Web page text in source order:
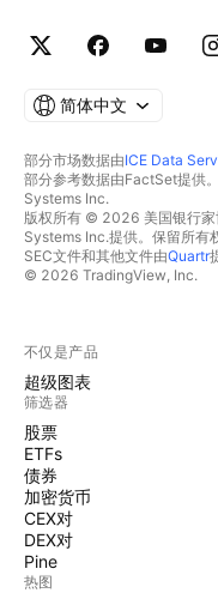
简体中文
部分市场数据由ICE Data
部分参考数据由FactSet提供
Systems Inc.
版权所有 © 2026 美国银行
Systems Inc.提供。保留所有
SEC文件和其他文件由Quartr
© 2026 TradingView, Inc.
不仅是产品
超级图表
筛选器
股票
ETFs
债券
加密货币
CEX对
DEX对
Pine
热图